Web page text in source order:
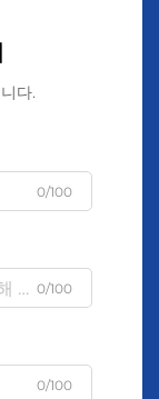
다.
0/100
0/100
0/100